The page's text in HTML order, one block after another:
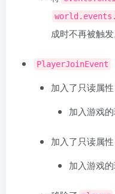
成时不再被触发
PlayerJoinEvent
加入了只读属性
加入游戏的
加入了只读属性
加入游戏的